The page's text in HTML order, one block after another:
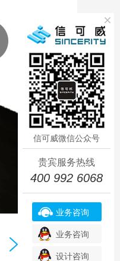
信可威微信公众号
贵宾服务热线
400 992 6068
业务咨询
业务咨询
设计咨询